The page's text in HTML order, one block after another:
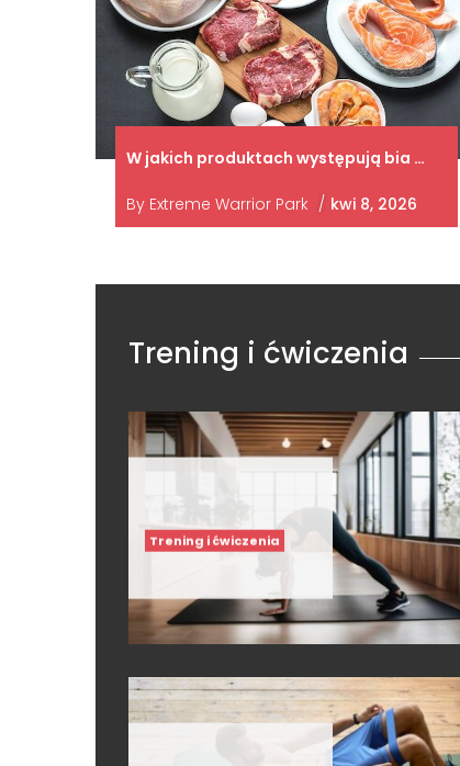
W jakich produktach występują bia …
By Extreme Warrior Park / kwi 8, 2026
Trening i ćwiczenia
Trening i ćwiczenia